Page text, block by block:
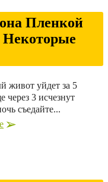
Пленкой
Некоторые
живот уйдет за 5
через 3 исчезнут
съедайте...